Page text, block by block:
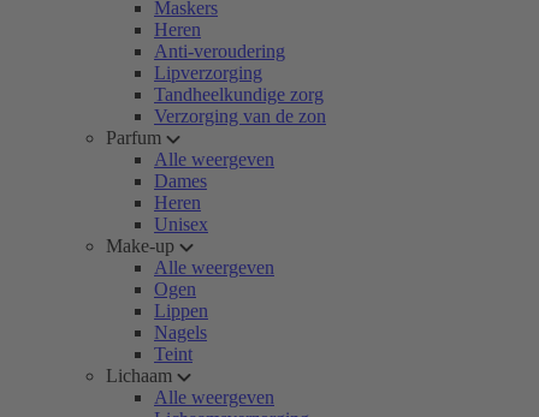
Maskers
Heren
Anti-veroudering
Lipverzorging
Tandheelkundige zorg
Verzorging van de zon
Parfum
Alle weergeven
Dames
Heren
Unisex
Make-up
Alle weergeven
Ogen
Lippen
Nagels
Teint
Lichaam
Alle weergeven